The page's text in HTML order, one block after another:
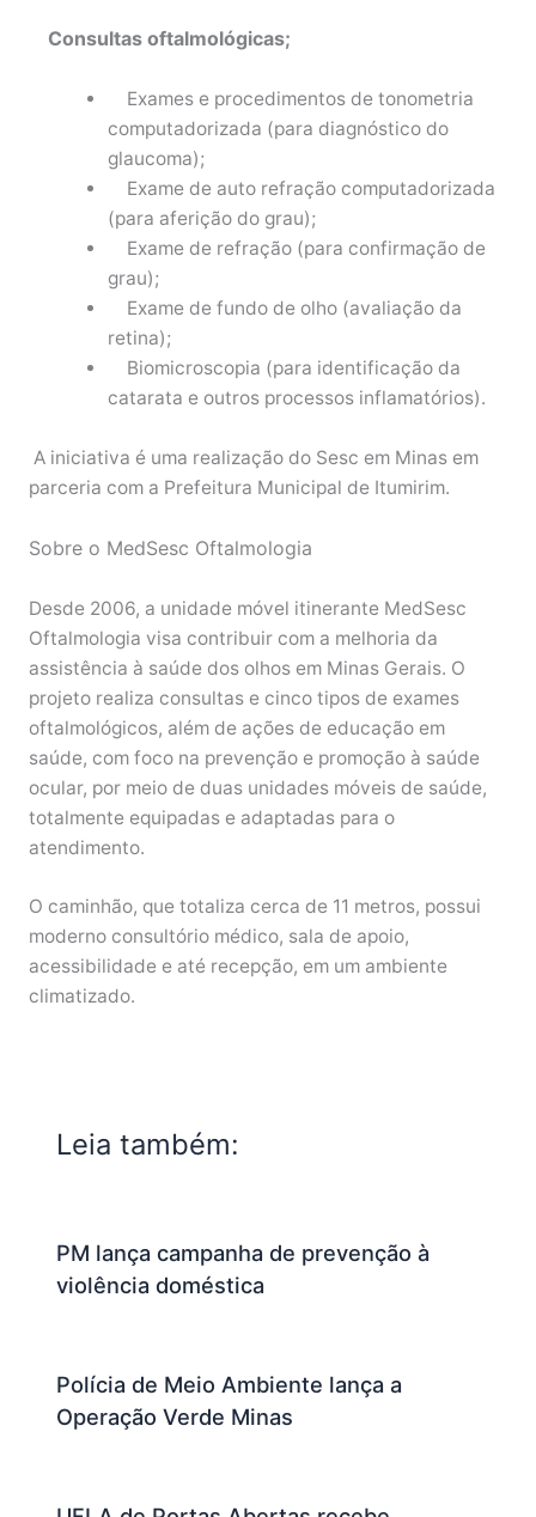
Consultas oftalmológicas;
Exames e procedimentos de tonometria
computadorizada (para diagnóstico do
glaucoma);
Exame de auto refração computadorizada
(para aferição do grau);
Exame de refração (para confirmação de
grau);
Exame de fundo de olho (avaliação da
retina);
Biomicroscopia (para identificação da
catarata e outros processos inflamatórios).
A iniciativa é uma realização do Sesc em Minas em
parceria com a Prefeitura Municipal de Itumirim.
Sobre o MedSesc Oftalmologia
Desde 2006, a unidade móvel itinerante MedSesc
Oftalmologia visa contribuir com a melhoria da
assistência à saúde dos olhos em Minas Gerais. O
projeto realiza consultas e cinco tipos de exames
oftalmológicos, além de ações de educação em
saúde, com foco na prevenção e promoção à saúde
ocular, por meio de duas unidades móveis de saúde,
totalmente equipadas e adaptadas para o
atendimento.
O caminhão, que totaliza cerca de 11 metros, possui
moderno consultório médico, sala de apoio,
acessibilidade e até recepção, em um ambiente
climatizado.
Leia também:
PM lança campanha de prevenção à
violência doméstica
Polícia de Meio Ambiente lança a
Operação Verde Minas